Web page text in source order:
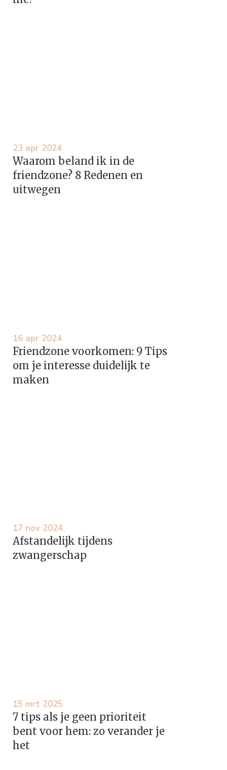
23 apr 2024
Waarom beland ik in de
friendzone? 8 Redenen en
uitwegen
16 apr 2024
Friendzone voorkomen: 9 Tips
om je interesse duidelijk te
maken
17 nov 2024
Afstandelijk tijdens
zwangerschap
15 mrt 2025
7 tips als je geen prioriteit
bent voor hem: zo verander je
het